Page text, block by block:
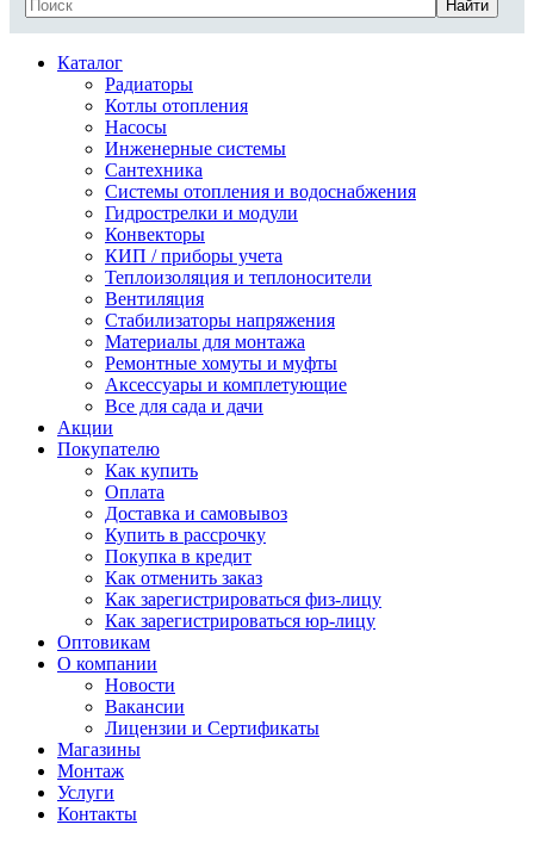
Найти
Каталог
Радиаторы
Котлы отопления
Насосы
Инженерные системы
Сантехника
Системы отопления и водоснабжения
Гидрострелки и модули
Конвекторы
КИП / приборы учета
Теплоизоляция и теплоносители
Вентиляция
Стабилизаторы напряжения
Материалы для монтажа
Ремонтные хомуты и муфты
Аксессуары и комплетующие
Все для сада и дачи
Акции
Покупателю
Как купить
Оплата
Доставка и самовывоз
Купить в рассрочку
Покупка в кредит
Как отменить заказ
Как зарегистрироваться физ-лицу
Как зарегистрироваться юр-лицу
Оптовикам
О компании
Новости
Вакансии
Лицензии и Сертификаты
Магазины
Монтаж
Услуги
Контакты